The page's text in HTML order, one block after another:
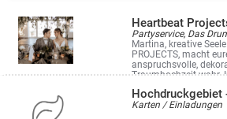
Heartbeat
Martina, kreative
PROJECTS, macht
anspruchsvolle,
Traumhochzeit wahr.
Hochdruckgebiet
Karten / Einladungen